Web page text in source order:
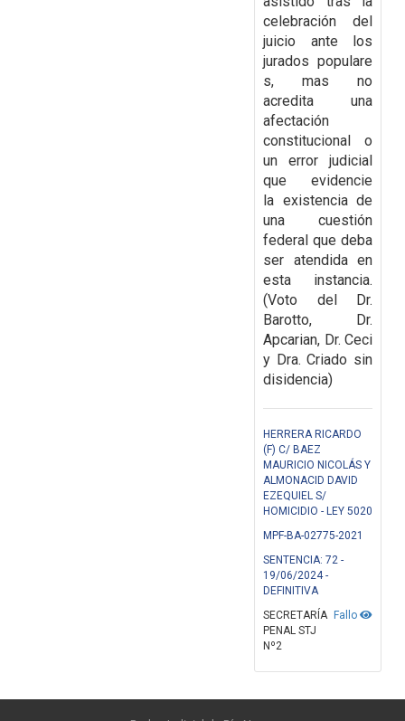
celebración del
juicio ante los
jurados populare
s, mas no
acredita una
afectación
constitucional o
un error judicial
que evidencie
la existencia de
una cuestión
federal que deba
ser atendida en
esta instancia.
(Voto del Dr.
Barotto, Dr.
Apcarian, Dr. Ceci
y Dra. Criado sin
disidencia)
HERRERA RICARDO
(F) C/ BAEZ
MAURICIO NICOLÁS Y
ALMONACID DAVID
EZEQUIEL S/
HOMICIDIO - LEY 5020
MPF-BA-02775-2021
SENTENCIA: 72 -
19/06/2024 -
DEFINITIVA
Fallo
SECRETARÍA
PENAL STJ
Nº2